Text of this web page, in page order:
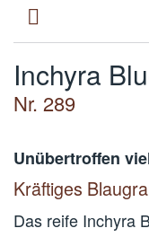
Inchyra
Nr. 289
Unübertroffen
Kräftiges
Das reife Inchyra